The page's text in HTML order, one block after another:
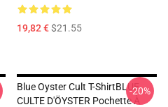
19,82 €$21.55
Blue Oyster Cult T-ShirtBLUE
CULTE D'ÖYSTER Pochette À
-20%